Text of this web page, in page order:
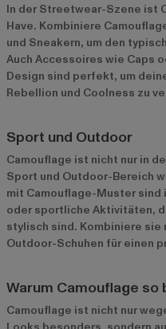
In der Streetwear-Szene ist
Have. Kombiniere
und Sneakern, um den
Auch Accessoires wie Caps
Design sind perfekt, um
Rebellion und Coolness zu
Sport und Outdoor
Camouflage ist nicht nur in
Sport und Outdoor-Bereich
mit Camouflage-Muster sind
oder sportliche Aktivitäten,
stylisch sind. Kombiniere
Outdoor-Schuhen für einen
Warum Camouflage
Camouflage ist nicht nur